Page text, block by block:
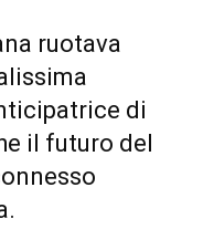
ruotava
di
il futuro del